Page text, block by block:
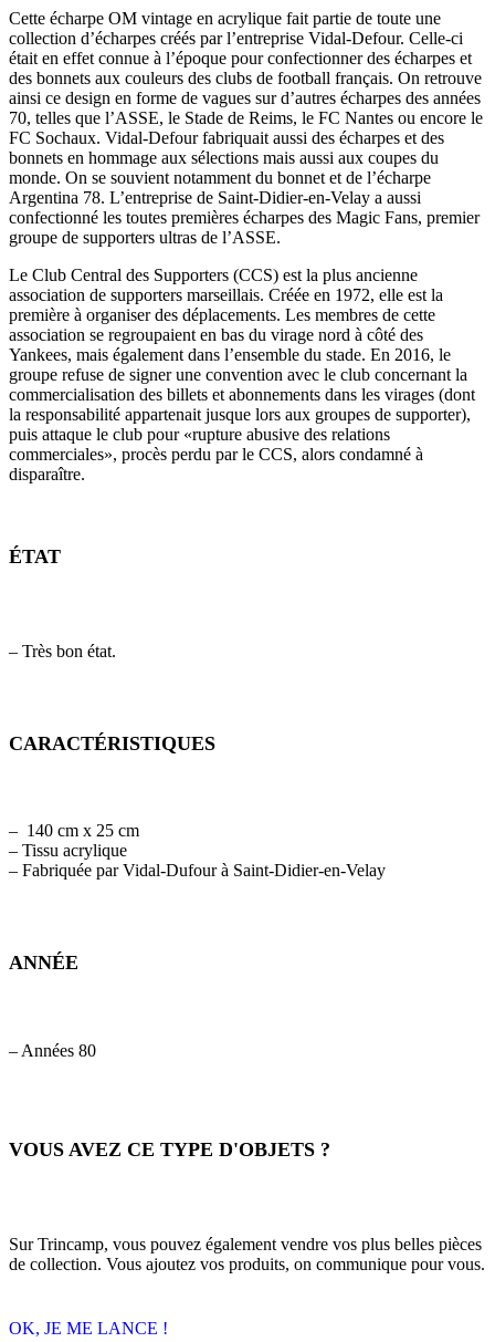
Cette écharpe OM vintage en acrylique fait partie de toute une
collection d’écharpes créés par l’entreprise Vidal-Defour. Celle-ci
était en effet connue à l’époque pour confectionner des écharpes et
des bonnets aux couleurs des clubs de football français. On retrouve
ainsi ce design en forme de vagues sur d’autres écharpes des années
70, telles que l’ASSE, le Stade de Reims, le FC Nantes ou encore le
FC Sochaux. Vidal-Defour fabriquait aussi des écharpes et des
bonnets en hommage aux sélections mais aussi aux coupes du
monde. On se souvient notamment du bonnet et de l’écharpe
Argentina 78. L’entreprise de Saint-Didier-en-Velay a aussi
confectionné les toutes premières écharpes des Magic Fans, premier
groupe de supporters ultras de l’ASSE.
Le Club Central des Supporters (CCS) est la plus ancienne
association de supporters marseillais. Créée en 1972, elle est la
première à organiser des déplacements. Les membres de cette
association se regroupaient en bas du virage nord à côté des
Yankees, mais également dans l’ensemble du stade. En 2016, le
groupe refuse de signer une convention avec le club concernant la
commercialisation des billets et abonnements dans les virages (dont
la responsabilité appartenait jusque lors aux groupes de supporter),
puis attaque le club pour «rupture abusive des relations
commerciales», procès perdu par le CCS, alors condamné à
disparaître.
ÉTAT
– Très bon état.
CARACTÉRISTIQUES
– 140 cm x 25 cm
– Tissu acrylique
– Fabriquée par Vidal-Dufour à Saint-Didier-en-Velay
ANNÉE
– Années 80
VOUS AVEZ CE TYPE D'OBJETS ?
Sur Trincamp, vous pouvez également vendre vos plus belles pièces
de collection. Vous ajoutez vos produits, on communique pour vous.
OK, JE ME LANCE !